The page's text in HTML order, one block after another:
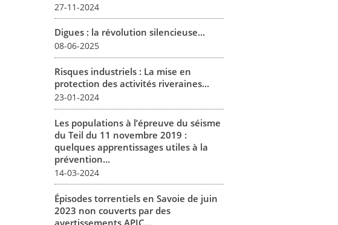
27-11-2024
Digues : la révolution silencieuse...
08-06-2025
Risques industriels : La mise en
protection des activités riveraines...
23-01-2024
Les populations à l’épreuve du séisme
du Teil du 11 novembre 2019 :
quelques apprentissages utiles à la
prévention...
14-03-2024
Épisodes torrentiels en Savoie de juin
2023 non couverts par des
avertissements APIC...